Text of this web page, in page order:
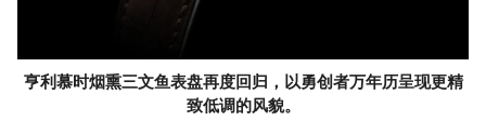
亨利慕时烟熏三文鱼表盘再度回归，以勇创者万年历呈现更精
致低调的风貌。